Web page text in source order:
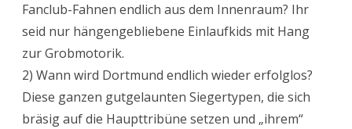
Fanclub-Fahnen endlich aus dem Innenraum? Ihr
seid nur hängengebliebene Einlaufkids mit Hang
zur Grobmotorik.
2) Wann wird Dortmund endlich wieder erfolglos?
Diese ganzen gutgelaunten Siegertypen, die sich
bräsig auf die Haupttribüne setzen und „ihrem“